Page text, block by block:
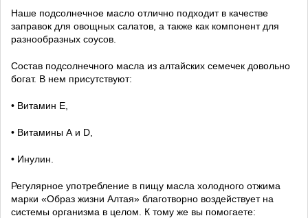
Наше подсолнечное масло отлично подходит в качестве
заправок для овощных салатов, а также как компонент для
разнообразных соусов.
Состав подсолнечного масла из алтайских семечек довольно
богат. В нем присутствуют:
• Витамин Е,
• Витамины А и D,
• Инулин.
Регулярное употребление в пищу масла холодного отжима
марки «Образ жизни Алтая» благотворно воздействует на
системы организма в целом. К тому же вы помогаете: